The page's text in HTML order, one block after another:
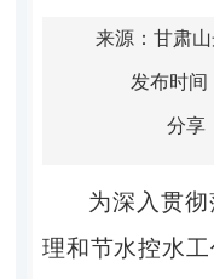
来源：甘肃
发布时间
分享
为深入贯
理和节水控水工